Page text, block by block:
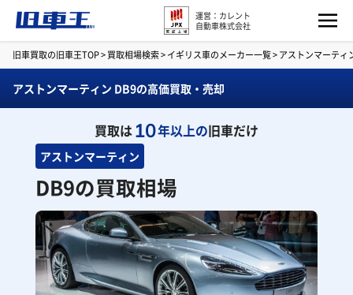
運営：カレント
自動車株式会社
旧車買取の旧車王TOP>買取相場検索>イギリス車のメーカー一覧>アストンマーティ
アストンマーティン DB9の高価買取・売却
買取は10年以上の旧車だけ
アストンマーティン
DB9の買取相場